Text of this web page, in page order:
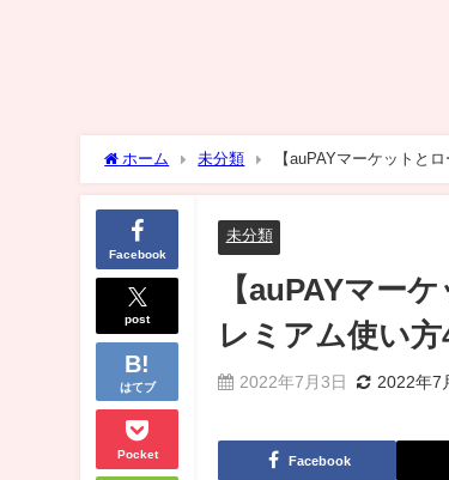
ホーム 未分類 【auPAYマーケットと
Facebook
post
はてブ
Pocket
未分類
【auPAYマー
レミアム使い方
2022年7月3日 2022年7
Facebook